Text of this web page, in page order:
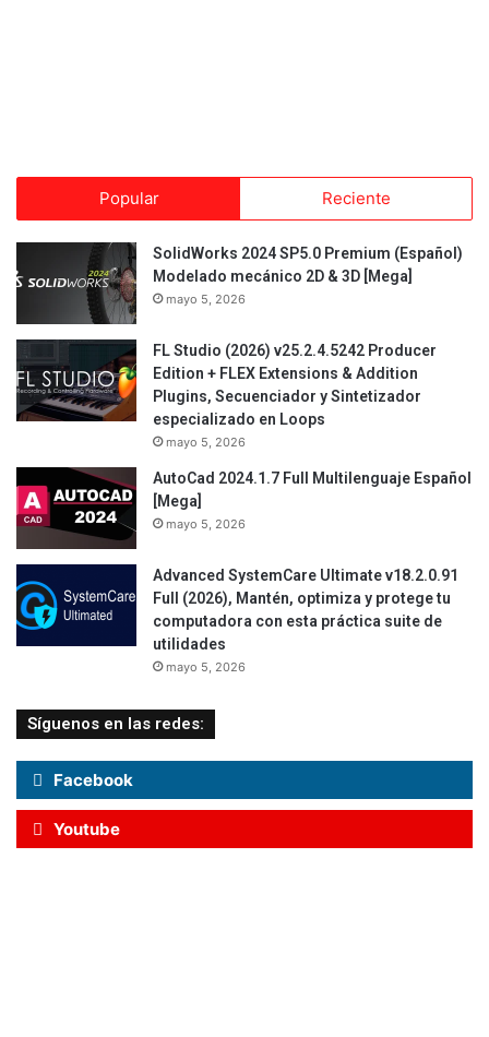
Popular Reciente
SolidWorks 2024 SP5.0 Premium (Español)
Modelado mecánico 2D & 3D [Mega]
mayo 5, 2026
FL Studio (2026) v25.2.4.5242 Producer
Edition + FLEX Extensions & Addition
Plugins, Secuenciador y Sintetizador
especializado en Loops
mayo 5, 2026
AutoCad 2024.1.7 Full Multilenguaje Español
[Mega]
mayo 5, 2026
Advanced SystemCare Ultimate v18.2.0.91
Full (2026), Mantén, optimiza y protege tu
computadora con esta práctica suite de
utilidades
mayo 5, 2026
Síguenos en las redes:
Facebook
Youtube